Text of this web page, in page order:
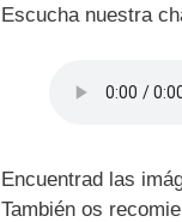
Escucha nuestra
Encuentrad las
También os